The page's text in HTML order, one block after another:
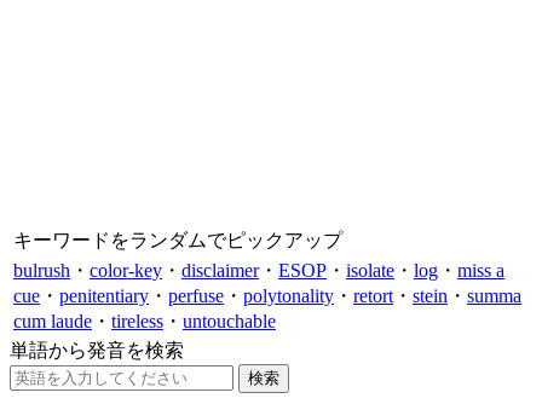
キーワードをランダムでピックアップ
bulrush ・ color-key ・ disclaimer・ ESOP ・ isolate ・ log ・ miss a
cue ・ penitentiary ・ perfuse ・ polytonality ・ retort ・ stein ・ summa
cum laude ・ tireless ・ untouchable
単語から発音を検索